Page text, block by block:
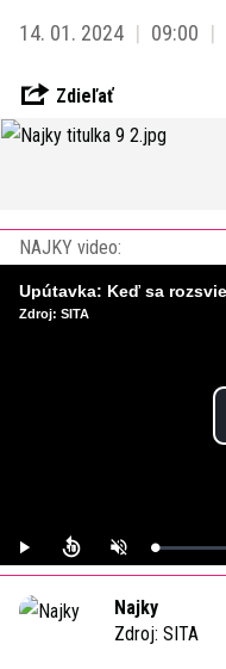
14. 01. 2024 09:00
Zdieľať
NAJKY video:
Play UnmuteLoaded:
0%
Zdroj: SITA
Najky
Zdroj: SITA